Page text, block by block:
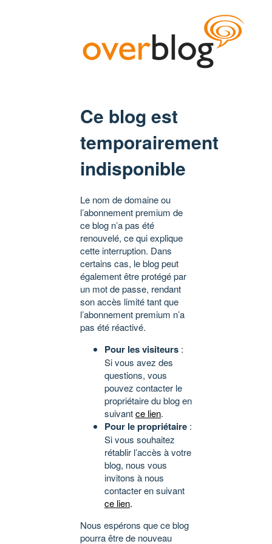
Ce blog est
temporairement
indisponible
Le nom de domaine ou
l’abonnement premium de
ce blog n’a pas été
renouvelé, ce qui explique
cette interruption. Dans
certains cas, le blog peut
également être protégé par
un mot de passe, rendant
son accès limité tant que
l’abonnement premium n’a
pas été réactivé.
Pour les visiteurs :
Si vous avez des
questions, vous
pouvez contacter le
propriétaire du blog en
suivantce lien.
Pour le propriétaire :
Si vous souhaitez
rétablir l’accès à votre
blog, nous vous
invitons à nous
contacter en suivant
ce lien.
Nous espérons que ce blog
pourra être de nouveau